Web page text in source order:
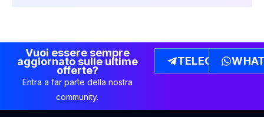
Vuoi essere sempre
aggiornato sulle ultime
offerte?
Entra a far parte della nostra
community.
TELEGRAM